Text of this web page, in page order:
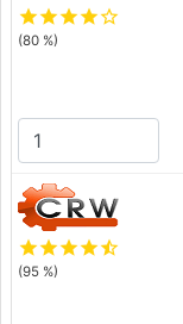
starstarstarstarstar_outline
(80 %)
starstarstarstarstar_half
(95 %)